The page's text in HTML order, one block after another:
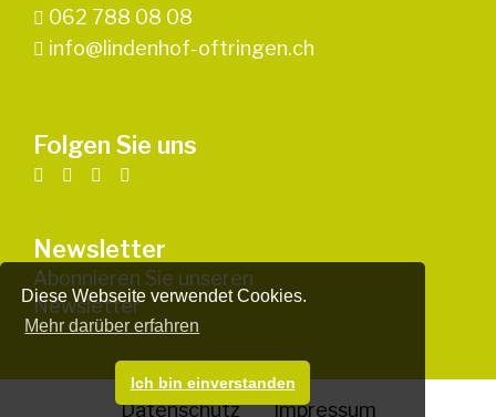
Diese Webseite verwendet Cookies.
Mehr darüber erfahren
Ich bin einverstanden
062 788 08 08
info@lindenhof-oftringen.ch
Folgen Sie uns
Newsletter
Abonnieren Sie unseren
Newsletter
Datenschutz Impressum